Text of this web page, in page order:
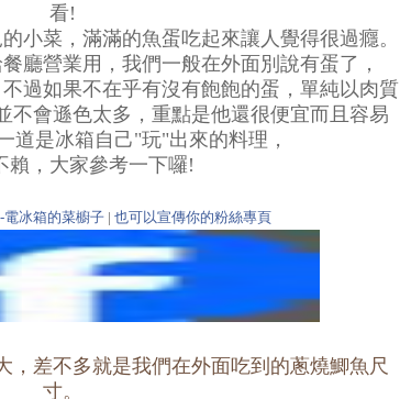
看!
小菜，滿滿的魚蛋吃起來讓人覺得很過癮。
廳營業用，我們一般在外面別說有蛋了，
過如果不在乎有沒有飽飽的蛋，單純以肉質
不會遜色太多，重點是他還很便宜而且容易
道是冰箱自己"玩"出來的料理，
賴，大家參考一下囉!
電冰箱的菜櫥子 | 也可以宣傳你的粉絲專頁
，差不多就是我們在外面吃到的蔥燒鯽魚尺
寸。